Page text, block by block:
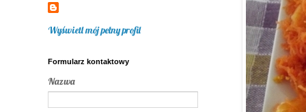
Wyświetl mój pełny profil
Formularz kontaktowy
Nazwa